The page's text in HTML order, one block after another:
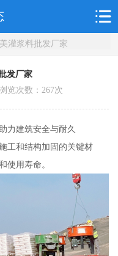
灌浆料批发厂家
发厂家
览次数：267次
力建筑安全与耐久
工和结构加固的关键材
使用寿命。